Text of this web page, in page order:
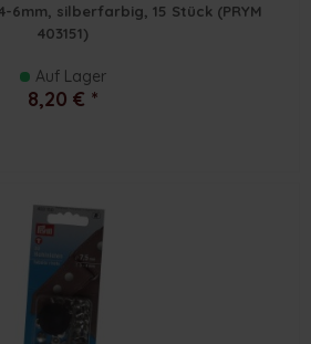
6mm, silberfarbig, 15 Stück (PRYM
403151)
Auf Lager
8,20 € *